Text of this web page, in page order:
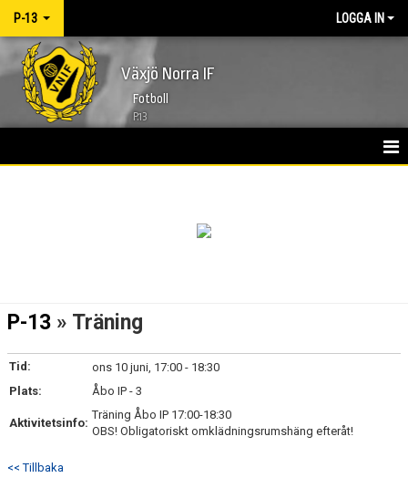
P-13 LOGGA IN
Växjö Norra IF
Fotboll
P.13
DOKUMENT
P-13 » Träning
Tid:
ons 10 juni, 17:00 - 18:30
Plats:
Åbo IP - 3
Aktivitetsinfo:
Träning Åbo IP 17:00-18:30
OBS! Obligatoriskt omklädningsrumshäng efteråt!
<< Tillbaka